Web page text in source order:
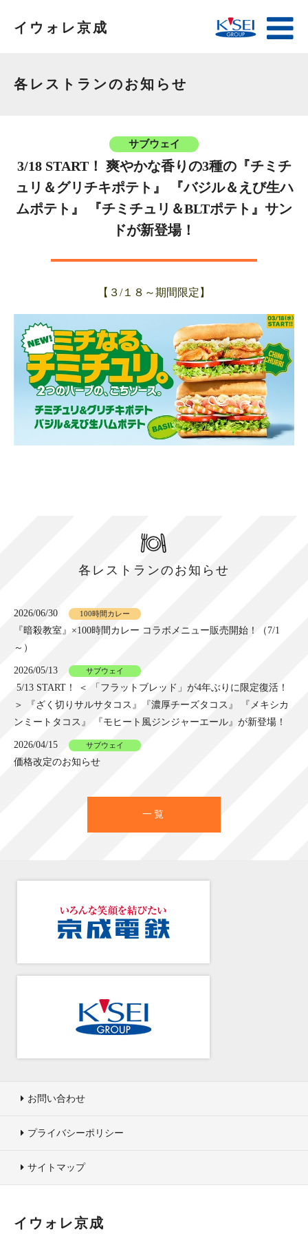
イウォレ京成
各レストランのお知らせ
サブウェイ
3/18 START！ 爽やかな香りの3種の『チミチ
ュリ＆グリチキポテト』 『バジル＆えび生ハ
ムポテト』 『チミチュリ＆BLTポテト』サン
ドが新登場！
【３/１８～期間限定】
各レストランのお知らせ
2026/06/30 100時間カレー
『暗殺教室』×100時間カレー コラボメニュー販売開始！（7/1
～）
2026/05/13 サブウェイ
5/13 START！ ＜ 「フラットブレッド」が4年ぶりに限定復活！
＞ 『ざく切りサルサタコス』『濃厚チーズタコス』 『メキシカ
ンミートタコス』 『モヒート風ジンジャーエール』が新登場！
2026/04/15 サブウェイ
価格改定のお知らせ
一覧
お問い合わせ
プライバシーポリシー
サイトマップ
イウォレ京成